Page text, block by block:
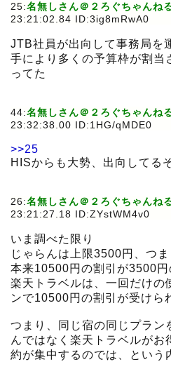
25:名無しさん＠２ろぐちゃんね
23:21:02.84 ID:3ig8mRwA0
JTB社員が出向して事務局を
手により多くの予算枠が割当
ってた
44:名無しさん＠２ろぐちゃんね
23:32:38.00 ID:1HG/qMDE0
>>25
HISからも大勢、出向してるぞ
26:名無しさん＠２ろぐちゃんね
23:21:27.18 ID:ZYstWM4v0
いま調べた限り
じゃらんは上限3500円、つ
本来10500円の割引が3500円
楽天トラベルは、一回だけの
ンで10500円の割引が受けら
つまり、同じ宿の同じプラン
んではなく楽天トラベルがお
約が集中するのでは、という